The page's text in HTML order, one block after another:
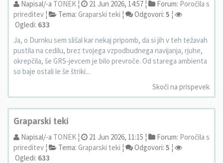
Napisal/-a TONEK ¦ 21 Jun 2026, 14:57 ¦ Forum: Poročila s
prireditev ¦ Tema: Graparski teki ¦ Odgovori: 5 ¦
Ogledi: 633
Ja, o Durnku sem slišal kar nekaj pripomb, da si jih v teh težavah
pustila na cedilu, brez tvojega vzpodbudnega navijanja, rjuhe,
okrepčila, še GRS-jevcem je bilo prevroče. Od starega ambienta
so baje ostali le še štriki...
Skoči na prispevek
Graparski teki
Napisal/-a TONEK ¦ 21 Jun 2026, 11:15 ¦ Forum: Poročila s
prireditev ¦ Tema: Graparski teki ¦ Odgovori: 5 ¦
Ogledi: 633